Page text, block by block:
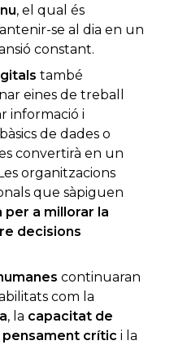
, el qual és
se al dia en un
constant.
també
eines de treball
informació i
de dades o
convertirà en un
organitzacions
que sàpiguen
a millorar la
decisions
continuaran
com la
, la capacitat de
pensament crític i la